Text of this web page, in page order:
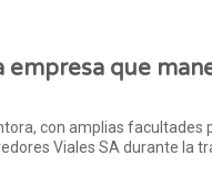
empresa que
con amplias facultades
Viales SA durante la